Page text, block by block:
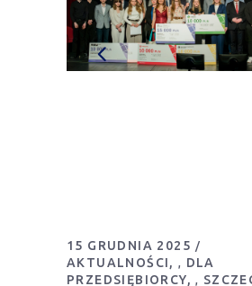
15 GRUDNIA 2025
AKTUALNOŚCI
,
DLA
PRZEDSIĘBIORCY
,